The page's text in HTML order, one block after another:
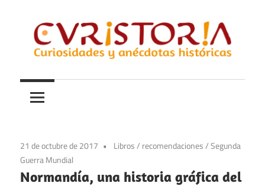
contenido
Curistoria
y
anécdotas
historia
21 de octubre de 2017 Libros/ recomendaciones/Segunda
Guerra Mundial
Normandía, una historia gráfica del